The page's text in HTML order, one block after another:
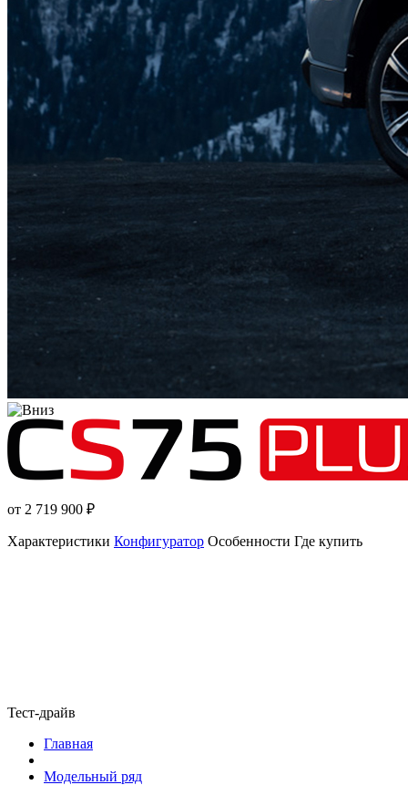
от 2 719 900 ₽
Характеристики Конфигуратор Особенности Где купить
Тест-драйв
Главная
Модельный ряд